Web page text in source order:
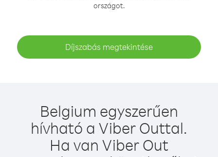
országot.
Díjszabás megtekintése
Belgium egyszerűen
hívható a Viber Outtal.
Ha van Viber Out